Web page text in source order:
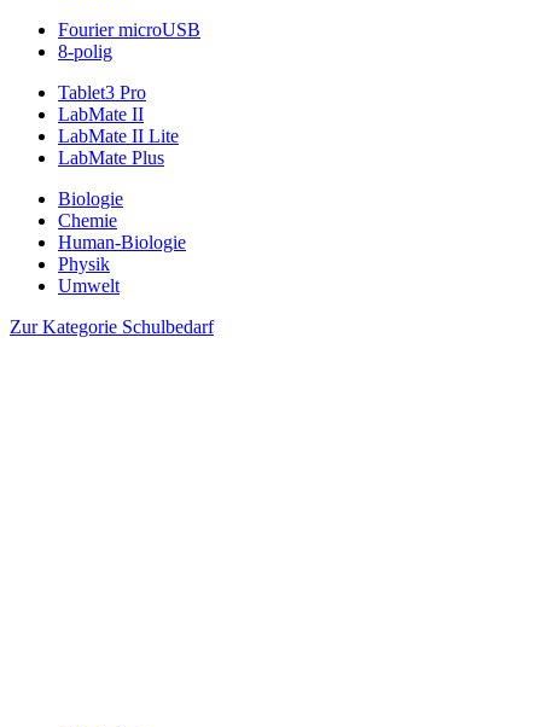
Fourier microUSB
8-polig
Tablet3 Pro
LabMate II
LabMate II Lite
LabMate Plus
Biologie
Chemie
Human-Biologie
Physik
Umwelt
Zur Kategorie Schulbedarf